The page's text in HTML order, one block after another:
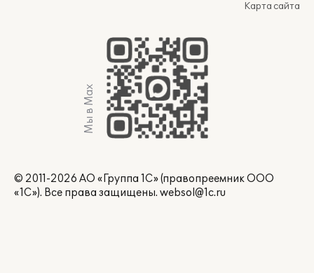
Карта сайта
Мы в Max
© 2011-2026 АО «Группа 1С» (правопреемник ООО
«1С»). Все права защищены. websol@1c.ru